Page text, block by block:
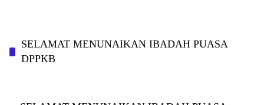
SELAMAT MENUNAIKAN IBADAH PUASA
DPPKB